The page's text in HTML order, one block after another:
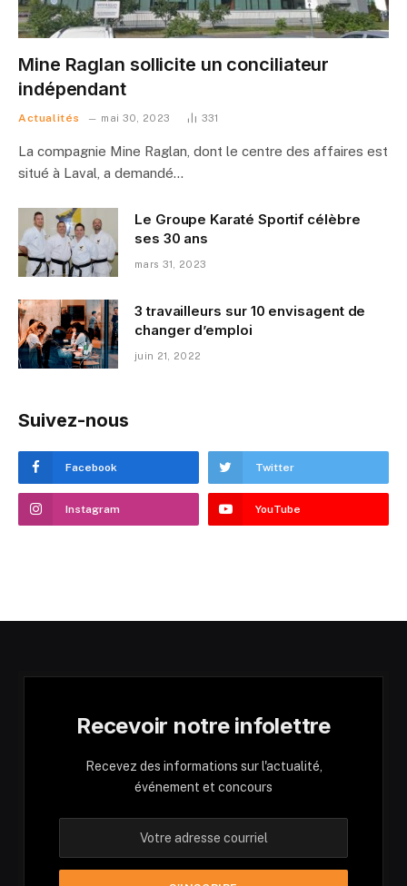
Mine Raglan sollicite un conciliateur
indépendant
Actualités mai 30, 2023 331
La compagnie Mine Raglan, dont le centre des affaires est
situé à Laval, a demandé…
Le Groupe Karaté Sportif célèbre
ses 30 ans
mars 31, 2023
3 travailleurs sur 10 envisagent de
changer d’emploi
juin 21, 2022
Suivez-nous
Facebook Twitter
Instagram YouTube
Recevoir notre infolettre
Recevez des informations sur l'actualité,
événement et concours